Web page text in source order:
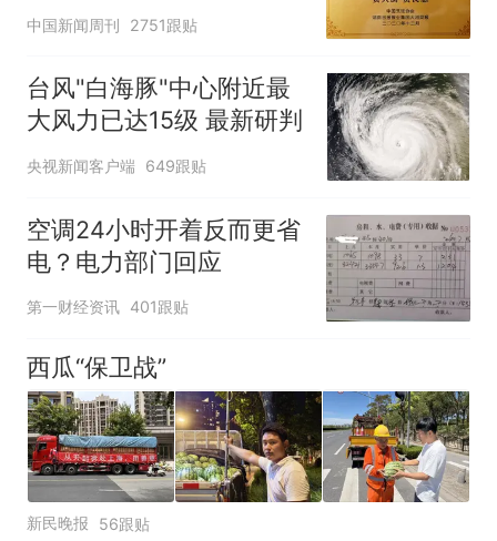
官方回应
中国新闻周刊 2751跟贴
台风"白海豚"中心附近最
大风力已达15级 最新研判
央视新闻客户端 649跟贴
空调24小时开着反而更省
电？电力部门回应
第一财经资讯 401跟贴
西瓜“保卫战”
新民晚报 56跟贴